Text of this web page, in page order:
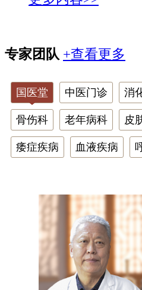
专家团队 +查看更多
国医堂 中医门诊 消
骨伤科 老年病科 皮
痿症疾病 血液疾病